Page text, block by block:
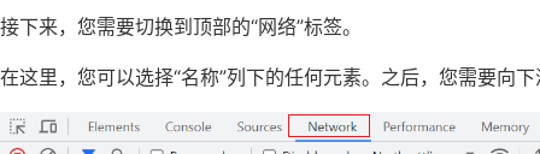
接下来，您需要切换到顶部的“网络”标签。
在这里，您可以选择“名称”列下的任何元素。之后，您需要向